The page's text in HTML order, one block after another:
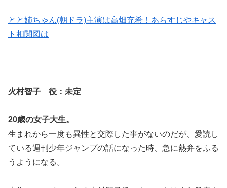
とと姉ちゃん(朝ドラ)主演は高畑充希！あらすじやキャス
ト相関図は
火村智子 役： 未定
20歳の女子大生。
生まれから一度も異性と交際した事がないのだが、愛読し
ている週刊少年ジャンプの話になった時、急に熱弁をふる
うようになる。